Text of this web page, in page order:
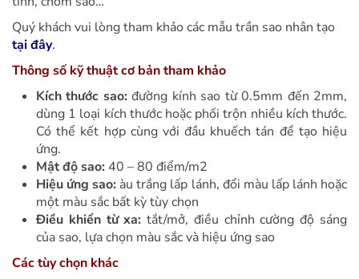
Quý khách vui lòng tham khảo các mẫu trần sao nhân tạo
tại đây.
Thông số kỹ thuật cơ bản tham khảo
Kích thước sao:đường kính sao từ 0.5mm đến 2mm,
dùng 1 loại kích thước hoặc phối trộn nhiều kích thước.
Có thể kết hợp cùng với đầu khuếch tán để tạo hiệu
ứng.
Mật độ sao: 40 – 80 điểm/m2
Hiệu ứng sao: àu trắng lấp lánh, đổi màu lấp lánh hoặc
một màu sắc bất kỳ tùy chọn
Điều khiển từ xa: tắt/mở, điều chỉnh cường độ sáng
của sao, lựa chọn màu sắc và hiệu ứng sao
Các tùy chọn khác